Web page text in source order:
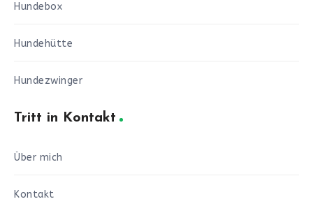
Hundebox
Hundehütte
Hundezwinger
Tritt in Kontakt
Über mich
Kontakt